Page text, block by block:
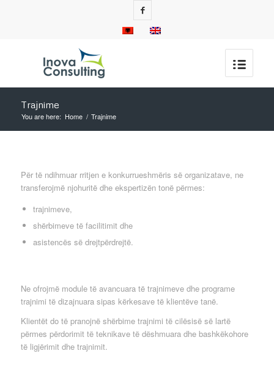
Trajnime
You are here: Home / Trajnime
Për të ndihmuar rritjen e konkurrueshmëris së organizatave, ne
transferojmë njohuritë dhe ekspertizën tonë përmes:
trajnimeve,
shërbimeve të facilitimit dhe
asistencës së drejtpërdrejtë.
Ne ofrojmë module të avancuara të trajnimeve dhe programe
trajnimi të dizajnuara sipas kërkesave të klientëve tanë.
Klientët do të pranojnë shërbime trajnimi të cilësisë së lartë
përmes përdorimit të teknikave të dëshmuara dhe bashkëkohore
të ligjërimit dhe trajnimit.